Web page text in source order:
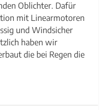
Oblichter. Dafür
mit Linearmotoren
und Windsicher
haben wir
die bei Regen die